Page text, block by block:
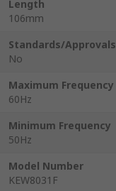
Length
106mm
Standards/Approvals
No
Maximum Frequency
60Hz
Minimum Frequency
50Hz
Model Number
KEW8031F